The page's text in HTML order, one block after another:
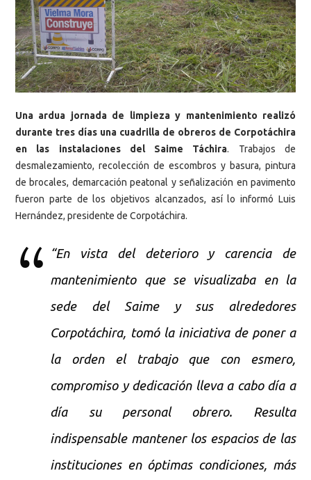
Una ardua jornada de limpieza y mantenimiento realizó
durante tres días una cuadrilla de obreros de Corpotáchira
en las instalaciones del Saime Táchira. Trabajos de
desmalezamiento, recolección de escombros y basura, pintura
de brocales, demarcación peatonal y señalización en pavimento
fueron parte de los objetivos alcanzados, así lo informó Luis
Hernández, presidente de Corpotáchira.
“En vista del deterioro y carencia de
mantenimiento que se visualizaba en la
sede del Saime y sus alrededores
Corpotáchira, tomó la iniciativa de poner a
la orden el trabajo que con esmero,
compromiso y dedicación lleva a cabo día a
día su personal obrero. Resulta
indispensable mantener los espacios de las
instituciones en óptimas condiciones, más